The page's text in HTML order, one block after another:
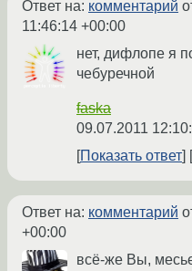
Ответ на: комментарий
11:46:14 +00:00
нет, дифлопе я
чебуречной
faska
09.07.2011
Показать ответ
Ответ на: комментарий
+00:00
всё-же Вы,